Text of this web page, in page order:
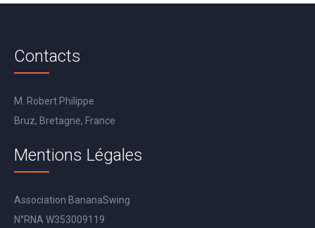
Contacts
M. Robert Philippe
Bruz, Bretagne, France
Mentions Légales
Association BananaSwing
N°RNA W353009119